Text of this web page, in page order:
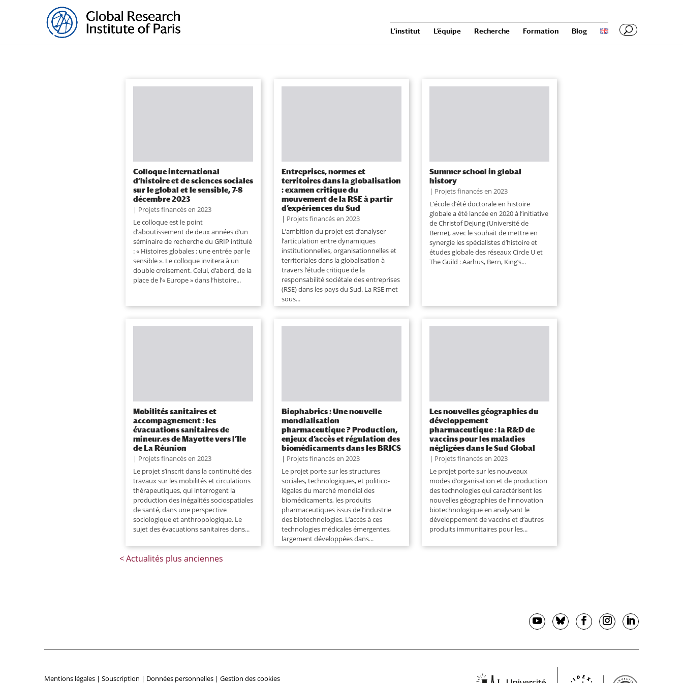
L’institut L’équipe Recherche Formation Blog
Colloque international
d’histoire et de sciences sociales
sur le global et le sensible, 7-8
décembre 2023
| Projets financés en 2023
Le colloque est le point
d’aboutissement de deux années d’un
séminaire de recherche du GRIP intitulé
: « Histoires globales : une entrée par le
sensible ». Le colloque invitera à un
double croisement. Celui, d’abord, de la
place de l’« Europe » dans l’histoire...
Entreprises, normes et
territoires dans la globalisation
: examen critique du
mouvement de la RSE à partir
d’expériences du Sud
| Projets financés en 2023
L’ambition du projet est d’analyser
l’articulation entre dynamiques
institutionnelles, organisationnelles et
territoriales dans la globalisation à
travers l’étude critique de la
responsabilité sociétale des entreprises
(RSE) dans les pays du Sud. La RSE met
sous...
Summer school in global
history
| Projets financés en 2023
L’école d’été doctorale en histoire
globale a été lancée en 2020 à l’initiative
de Christof Dejung (Université de
Berne), avec le souhait de mettre en
synergie les spécialistes d’histoire et
études globale des réseaux Circle U et
The Guild : Aarhus, Bern, King’s...
Mobilités sanitaires et
accompagnement : les
évacuations sanitaires de
mineur.es de Mayotte vers l’Ile
de La Réunion
| Projets financés en 2023
Le projet s’inscrit dans la continuité des
travaux sur les mobilités et circulations
thérapeutiques, qui interrogent la
production des inégalités sociospatiales
de santé, dans une perspective
sociologique et anthropologique. Le
sujet des évacuations sanitaires dans...
Biophabrics : Une nouvelle
mondialisation
pharmaceutique ? Production,
enjeux d’accès et régulation des
biomédicaments dans les BRICS
| Projets financés en 2023
Le projet porte sur les structures
sociales, technologiques, et politico-
légales du marché mondial des
biomédicaments, les produits
pharmaceutiques issus de l’industrie
des biotechnologies. L’accès à ces
technologies médicales émergentes,
largement développées dans...
Les nouvelles géographies du
développement
pharmaceutique : la R&D de
vaccins pour les maladies
négligées dans le Sud Global
| Projets financés en 2023
Le projet porte sur les nouveaux
modes d’organisation et de production
des technologies qui caractérisent les
nouvelles géographies de l’innovation
biotechnologique en analysant le
développement de vaccins et d’autres
produits immunitaires pour les...
Mentions légales | Souscription | Données personnelles | Gestion des cookies